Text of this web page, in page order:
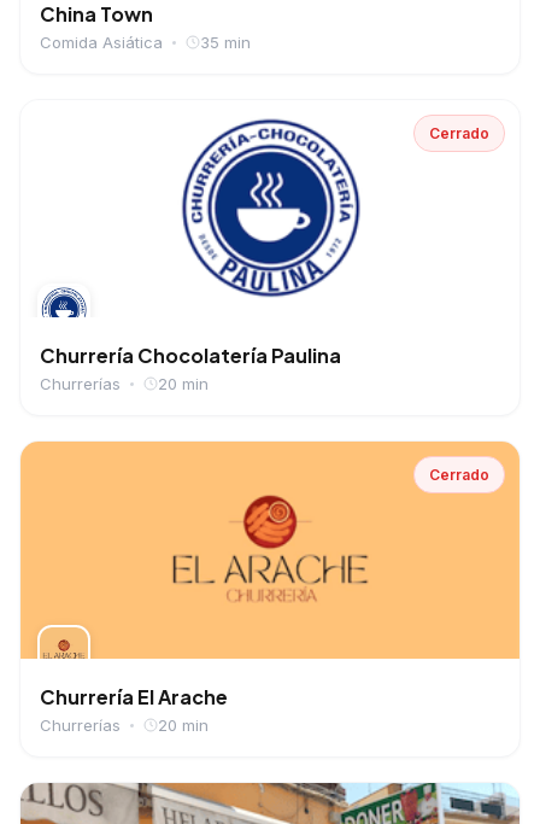
China Town
Comida Asiática 35 min
Cerrado
Churrería Chocolatería Paulina
Churrerías 20 min
Cerrado
Churrería El Arache
Churrerías 20 min